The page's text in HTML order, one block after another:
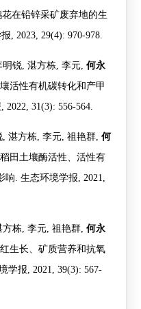
在铅锌采矿废弃地的生
, 2023, 29(4): 970-978.
明锐, 湛方栋 李元, 何永
活性有机碳转化和产甲
, 2022, 31(3): 556-564.
, 湛方栋 李元, 祖艳群, 何
田土壤酶活性、活性有
响 生态环境学报 , 2021,
方栋 李元, 祖艳群, 何永
生长、矿质营养和抗氧
学报 , 2021, 39(3): 567-